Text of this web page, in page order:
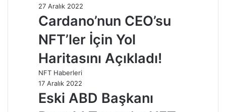
27 Aralık 2022
Cardano’nun CEO’su
NFT’ler İçin Yol
Haritasını Açıkladı!
NFT Haberleri
17 Aralık 2022
Eski ABD Başkanı